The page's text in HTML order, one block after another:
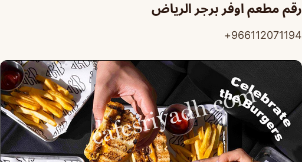
رقم مطعم اوفر برجر الرياض
966112071194+